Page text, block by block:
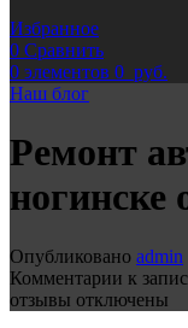
Избранное
0 Сравнить
0 элементов 0 руб.
Наш блог
Ремонт
ногинске
Опубликовано admin
Комментарии к
отзывы отключены